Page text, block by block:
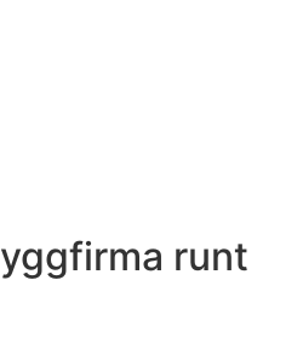
runt